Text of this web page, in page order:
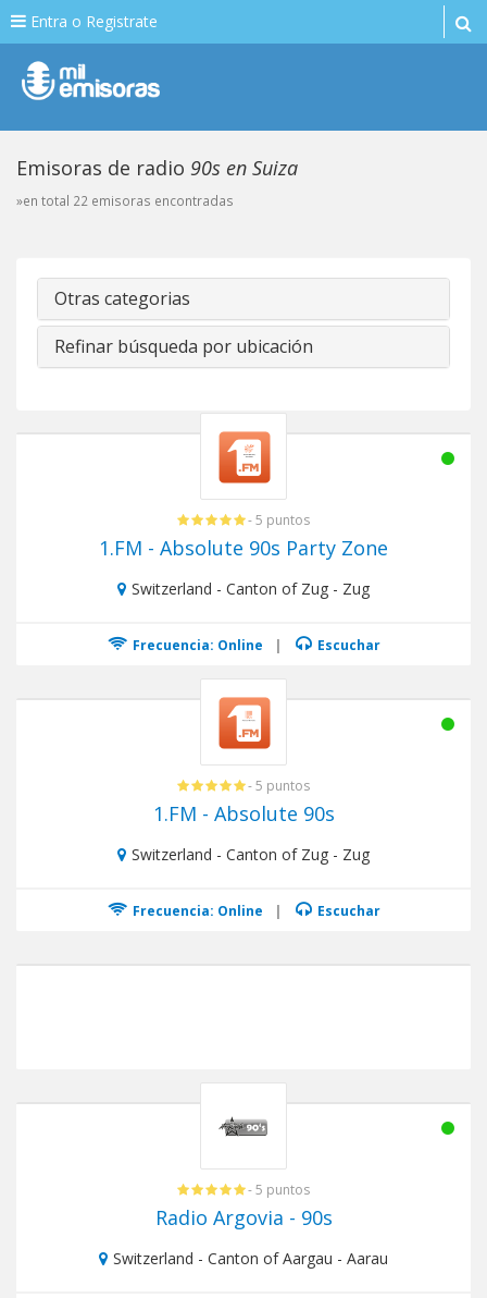
Entra o Registrate
Emisoras de radio 90s en Suiza
»en total 22 emisoras encontradas
Otras categorias
Refinar búsqueda por ubicación
- 5 puntos
1.FM - Absolute 90s Party Zone
Switzerland - Canton of Zug - Zug
Frecuencia: Online | Escuchar
- 5 puntos
1.FM - Absolute 90s
Switzerland - Canton of Zug - Zug
Frecuencia: Online | Escuchar
- 5 puntos
Radio Argovia - 90s
Switzerland - Canton of Aargau - Aarau